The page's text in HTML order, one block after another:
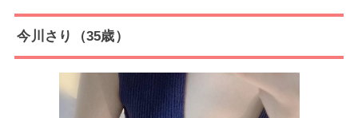
今川さり（35歳）